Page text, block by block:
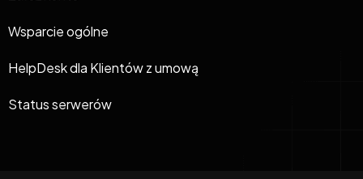
Wsparcie ogólne
HelpDesk dla Klientów z umową
Status serwerów